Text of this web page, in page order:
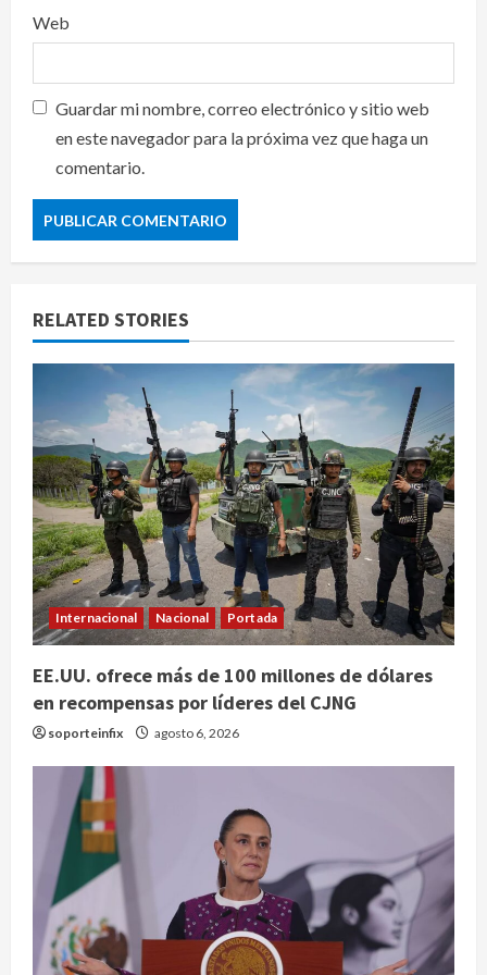
Web
Guardar mi nombre, correo electrónico y sitio web
en este navegador para la próxima vez que haga un
comentario.
RELATED STORIES
Internacional Nacional Portada
EE.UU. ofrece más de 100 millones de dólares
en recompensas por líderes del CJNG
soporteinfix agosto 6, 2026